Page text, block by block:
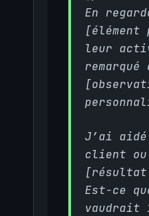
En
[élément
leur
remarqué
J’ai aidé
client
Est-ce
vaudrait